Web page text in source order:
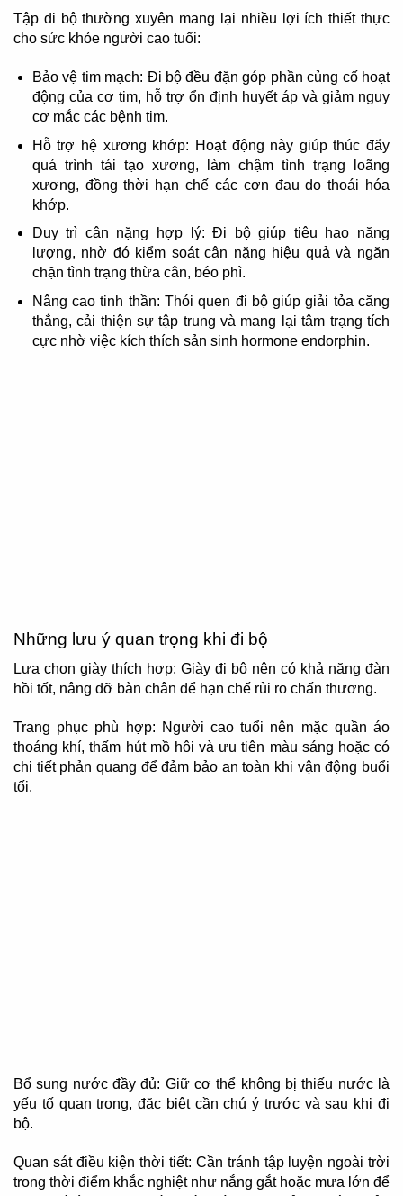
Tập đi bộ thường xuyên mang lại nhiều lợi ích thiết thực
cho sức khỏe người cao tuổi:
Bảo vệ tim mạch: Đi bộ đều đặn góp phần củng cố hoạt
động của cơ tim, hỗ trợ ổn định huyết áp và giảm nguy
cơ mắc các bệnh tim.
Hỗ trợ hệ xương khớp: Hoạt động này giúp thúc đẩy
quá trình tái tạo xương, làm chậm tình trạng loãng
xương, đồng thời hạn chế các cơn đau do thoái hóa
khớp.
Duy trì cân nặng hợp lý: Đi bộ giúp tiêu hao năng
lượng, nhờ đó kiểm soát cân nặng hiệu quả và ngăn
chặn tình trạng thừa cân, béo phì.
Nâng cao tinh thần: Thói quen đi bộ giúp giải tỏa căng
thẳng, cải thiện sự tập trung và mang lại tâm trạng tích
cực nhờ việc kích thích sản sinh hormone endorphin.
Những lưu ý quan trọng khi đi bộ
Lựa chọn giày thích hợp: Giày đi bộ nên có khả năng đàn
hồi tốt, nâng đỡ bàn chân để hạn chế rủi ro chấn thương.
Trang phục phù hợp: Người cao tuổi nên mặc quần áo
thoáng khí, thấm hút mồ hôi và ưu tiên màu sáng hoặc có
chi tiết phản quang để đảm bảo an toàn khi vận động buổi
tối.
Bổ sung nước đầy đủ: Giữ cơ thể không bị thiếu nước là
yếu tố quan trọng, đặc biệt cần chú ý trước và sau khi đi
bộ.
Quan sát điều kiện thời tiết: Cần tránh tập luyện ngoài trời
trong thời điểm khắc nghiệt như nắng gắt hoặc mưa lớn để